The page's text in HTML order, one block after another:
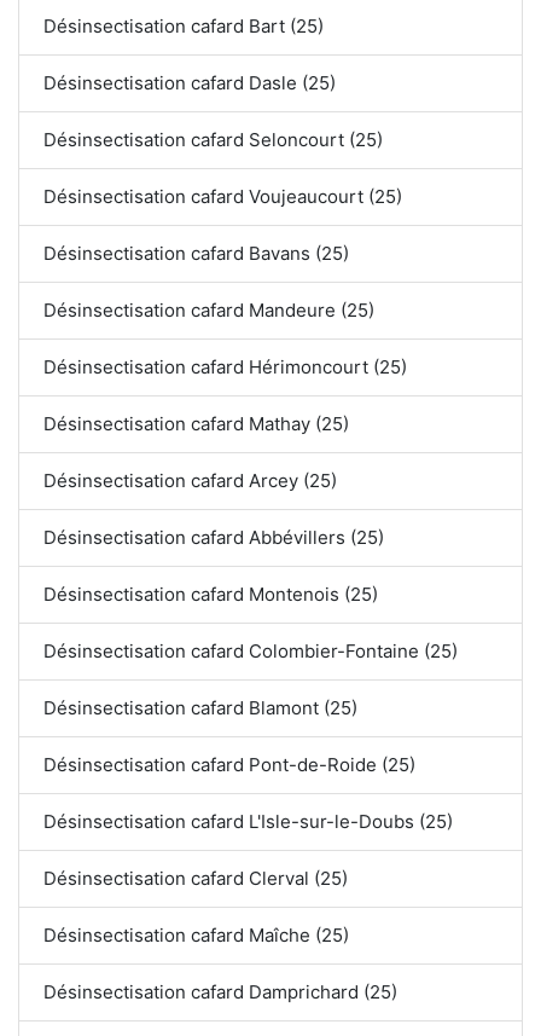
Désinsectisation cafard Bart (25)
Désinsectisation cafard Dasle (25)
Désinsectisation cafard Seloncourt (25)
Désinsectisation cafard Voujeaucourt (25)
Désinsectisation cafard Bavans (25)
Désinsectisation cafard Mandeure (25)
Désinsectisation cafard Hérimoncourt (25)
Désinsectisation cafard Mathay (25)
Désinsectisation cafard Arcey (25)
Désinsectisation cafard Abbévillers (25)
Désinsectisation cafard Montenois (25)
Désinsectisation cafard Colombier-Fontaine (25)
Désinsectisation cafard Blamont (25)
Désinsectisation cafard Pont-de-Roide (25)
Désinsectisation cafard L'Isle-sur-le-Doubs (25)
Désinsectisation cafard Clerval (25)
Désinsectisation cafard Maîche (25)
Désinsectisation cafard Damprichard (25)